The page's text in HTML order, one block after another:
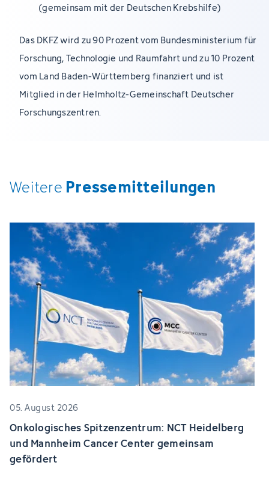
(gemeinsam mit der Deutschen Krebshilfe)
Das DKFZ wird zu 90 Prozent vom Bundesministerium für
Forschung, Technologie und Raumfahrt und zu 10 Prozent
vom Land Baden-Württemberg finanziert und ist
Mitglied in der Helmholtz-Gemeinschaft Deutscher
Forschungszentren.
Weitere Pressemitteilungen
05. August 2026
Onkologisches Spitzenzentrum: NCT Heidelberg
und Mannheim Cancer Center gemeinsam
gefördert